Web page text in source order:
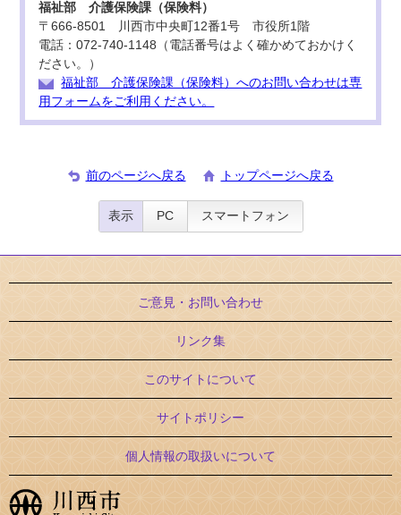
福祉部 介護保険課（保険料）
〒666-8501 川西市中央町12番1号 市役所1階
電話：072-740-1148（電話番号はよく確かめておかけく
ださい。）
福祉部 介護保険課（保険料）へのお問い合わせは専
用フォームをご利用ください。
前のページへ戻る トップページへ戻る
表示 PC スマートフォン
ご意見・お問い合わせ
リンク集
このサイトについて
サイトポリシー
個人情報の取扱いについて